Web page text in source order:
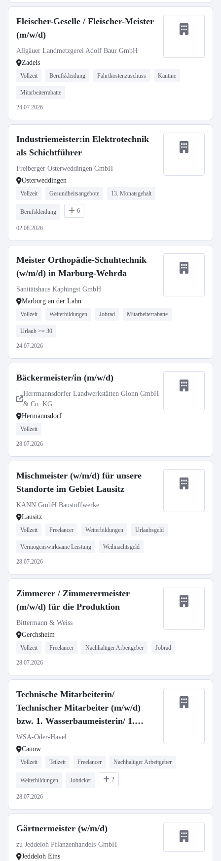
Fleischer-Geselle / Fleischer-Meister
(m/w/d)
Allgäuer Landmetzgerei Adolf Baur GmbH
Zadels
Vollzeit Berufskleidung Fahrtkostenzuschuss Kantine
Mitarbeiterrabatte
24.07.2026
Industriemeister:in Elektrotechnik
als Schichtführer
Freiberger Osterweddingen GmbH
Osterweddingen
Vollzeit Gesundheitsangebote 13. Monatsgehalt
Berufskleidung 6
02.08.2026
Meister Orthopädie-Schuhtechnik
(w/m/d) in Marburg-Wehrda
Sanitätshaus Kaphingst GmbH
Marburg an der Lahn
Vollzeit Weiterbildungen Jobrad Mitarbeiterrabatte
Urlaub >= 30
24.07.2026
Bäckermeister/in (m/w/d)
Herrmannsdorfer Landwerkstätten Glonn GmbH
& Co. KG
Hermannsdorf
Vollzeit
28.07.2026
Mischmeister (w/m/d) für unsere
Standorte im Gebiet Lausitz
KANN GmbH Baustoffwerke
Lausitz
Vollzeit Freelancer Weiterbildungen Urlaubsgeld
Vermögenswirksame Leistung Weihnachtsgeld
28.07.2026
Zimmerer / Zimmerermeister
(m/w/d) für die Produktion
Bittermann & Weiss
Gerchsheim
Vollzeit Freelancer Nachhaltiger Arbeitgeber Jobrad
28.07.2026
Technische Mitarbeiterin/
Technischer Mitarbeiter (m/w/d)
bzw. 1. Wasserbaumeisterin/ 1.
Wasserbaumeister (m/w/d)
WSA-Oder-Havel
Canow
Vollzeit Teilzeit Freelancer Nachhaltiger Arbeitgeber
Weiterbildungen Jobticket 2
28.07.2026
Gärtnermeister (w/m/d)
zu Jeddeloh Pflanzenhandels-GmbH
Jeddeloh Eins